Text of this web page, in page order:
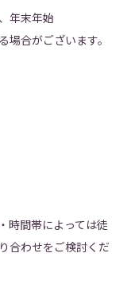
年末年始
合がございます。
時間帯によっては徒
合わせをご検討くだ